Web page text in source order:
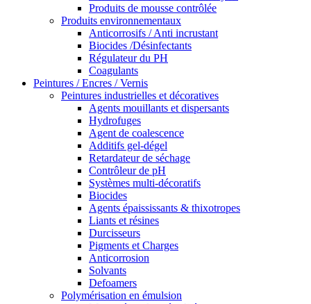
Produits de mousse contrôlée
Produits environnementaux
Anticorrosifs / Anti incrustant
Biocides /Désinfectants
Régulateur du PH
Coagulants
Peintures / Encres / Vernis
Peintures industrielles et décoratives
Agents mouillants et dispersants
Hydrofuges
Agent de coalescence
Additifs gel-dégel
Retardateur de séchage
Contrôleur de pH
Systèmes multi-décoratifs
Biocides
Agents épaississants & thixotropes
Liants et résines
Durcisseurs
Pigments et Charges
Anticorrosion
Solvants
Defoamers
Polymérisation en émulsion